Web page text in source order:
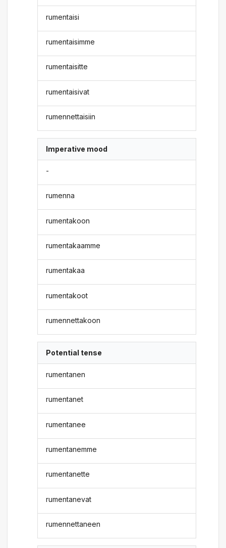
rumentaisi
rumentaisimme
rumentaisitte
rumentaisivat
rumennettaisiin
Imperative mood
-
rumenna
rumentakoon
rumentakaamme
rumentakaa
rumentakoot
rumennettakoon
Potential tense
rumentanen
rumentanet
rumentanee
rumentanemme
rumentanette
rumentanevat
rumennettaneen